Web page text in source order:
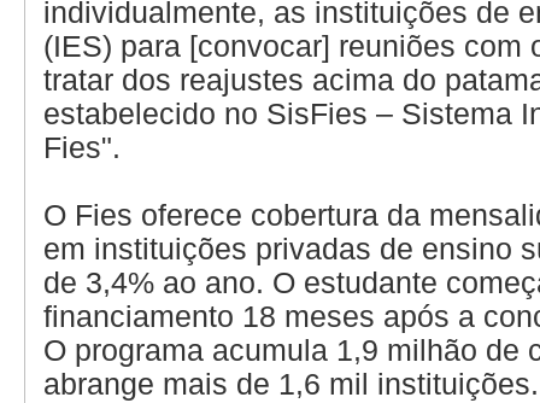
individualmente, as instituições de
(IES) para [convocar] reuniões com
tratar dos reajustes acima do
estabelecido no SisFies – Sistema
Fies".
O Fies oferece cobertura da
em instituições privadas de ensino
de 3,4% ao ano. O estudante
financiamento 18 meses após a
O programa acumula 1,9 milhão de
abrange mais de 1,6 mil instituições.